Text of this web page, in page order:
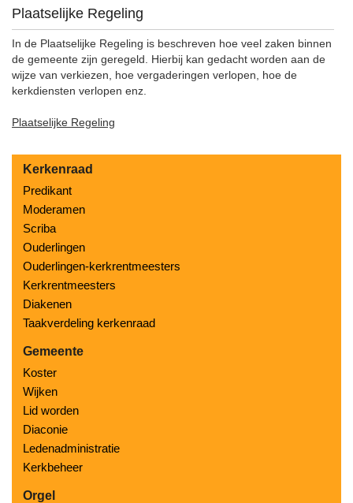
Plaatselijke Regeling
In de Plaatselijke Regeling is beschreven hoe veel zaken binnen
de gemeente zijn geregeld. Hierbij kan gedacht worden aan de
wijze van verkiezen, hoe vergaderingen verlopen, hoe de
kerkdiensten verlopen enz.
Plaatselijke Regeling
Kerkenraad
Predikant
Moderamen
Scriba
Ouderlingen
Ouderlingen-kerkrentmeesters
Kerkrentmeesters
Diakenen
Taakverdeling kerkenraad
Gemeente
Koster
Wijken
Lid worden
Diaconie
Ledenadministratie
Kerkbeheer
Orgel